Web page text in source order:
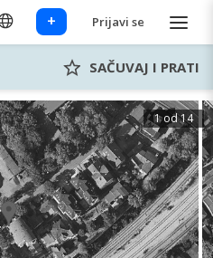
+ Prijavi se
SAČUVAJ I PRATI
1 od 14